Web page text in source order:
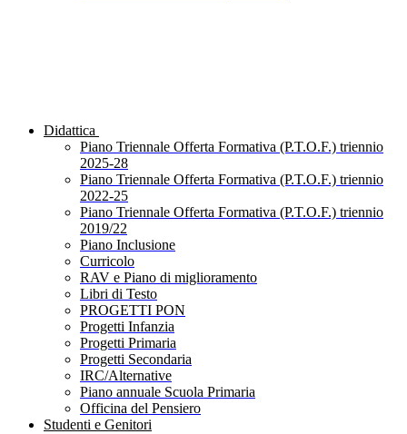
Didattica
Piano Triennale Offerta Formativa (P.T.O.F.) triennio
2025-28
Piano Triennale Offerta Formativa (P.T.O.F.) triennio
2022-25
Piano Triennale Offerta Formativa (P.T.O.F.) triennio
2019/22
Piano Inclusione
Curricolo
RAV e Piano di miglioramento
Libri di Testo
PROGETTI PON
Progetti Infanzia
Progetti Primaria
Progetti Secondaria
IRC/Alternative
Piano annuale Scuola Primaria
Officina del Pensiero
Studenti e Genitori